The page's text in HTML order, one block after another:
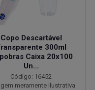
Copo Descartável
300ml
Caixa 20x100
Un...
Código: 16452
meramente ilustrativa